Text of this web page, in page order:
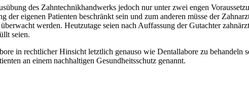
des Zahntechnikhandwerks jedoch nur unter zwei engen
der eigenen Patienten beschränkt sein und zum anderen müsse der
werden. Heutzutage seien nach Auffassung der Gutachter
seien.
in rechtlicher Hinsicht letztlich genauso wie Dentallabore zu
an einem nachhaltigen Gesundheitsschutz genannt.